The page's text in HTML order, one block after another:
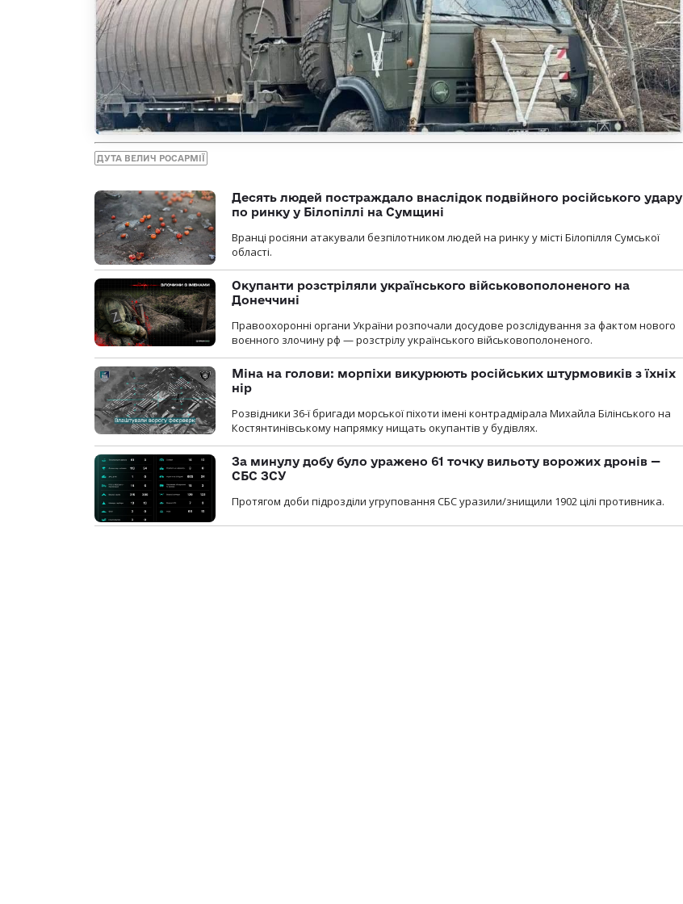
ДУТА ВЕЛИЧ РОСАРМІЇ
Десять людей постраждало внаслідок подвійного російського удару
по ринку у Білопіллі на Сумщині
Вранці росіяни атакували безпілотником людей на ринку у місті Білопілля Сумської
області.
Окупанти розстріляли українського військовополоненого на
Донеччині
Правоохоронні органи України розпочали досудове розслідування за фактом нового
воєнного злочину рф — розстрілу українського військовополоненого.
Міна на голови: морпіхи викурюють російських штурмовиків з їхніх
нір
Розвідники 36-ї бригади морської піхоти імені контрадмірала Михайла Білінського на
Костянтинівському напрямку нищать окупантів у будівлях.
За минулу добу було уражено 61 точку вильоту ворожих дронів —
СБС ЗСУ
Протягом доби підрозділи угруповання СБС уразили/знищили 1902 цілі противника.